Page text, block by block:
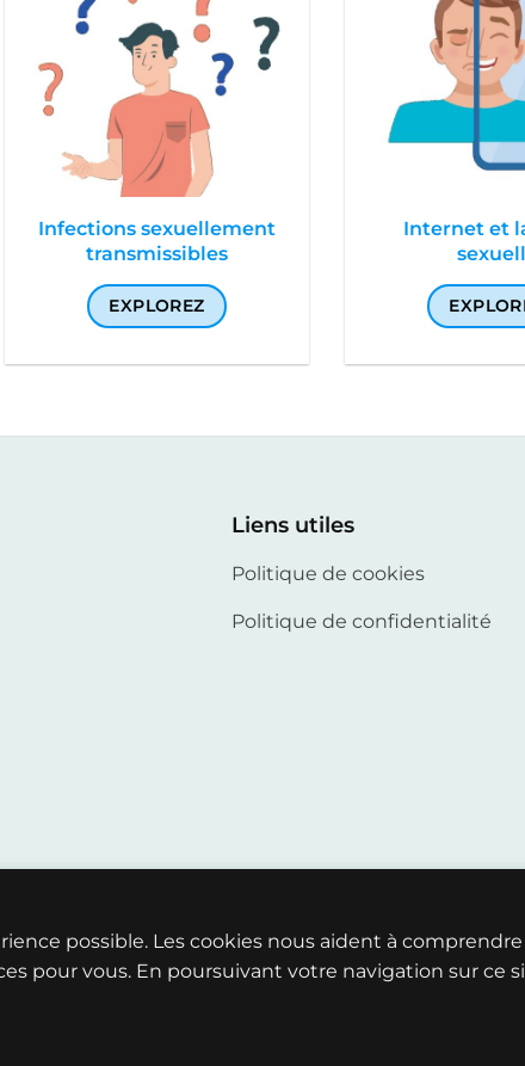
Infections sexuellement
transmissibles
EXPLOREZ
Internet et
Liens utiles
Politique de cookies
Politique de confidentialité
possible. Les cookies nous aident à comprendre
pour vous. En poursuivant votre navigation sur ce